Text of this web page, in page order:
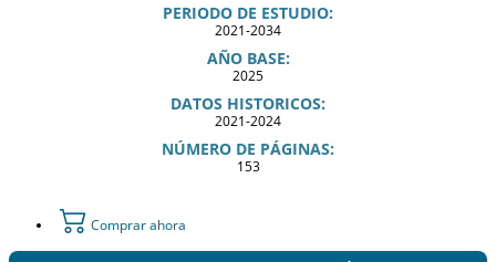
PERIODO DE ESTUDIO:
2021-2034
AÑO BASE:
2025
DATOS HISTORICOS:
2021-2024
NÚMERO DE PÁGINAS:
153
Comprar ahora